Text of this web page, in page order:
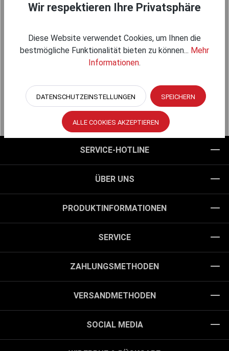
SERVICE-HOTLINE
ÜBER UNS
PRODUKTINFORMATIONEN
SERVICE
ZAHLUNGSMETHODEN
VERSANDMETHODEN
SOCIAL MEDIA
Wir respektieren Ihre Privatsphäre
Diese Website verwendet Cookies, um Ihnen die
bestmögliche Funktionalität bieten zu können... Mehr
Informationen.
DATENSCHUTZEINSTELLUNGEN SPEICHERN
ALLE COOKIES AKZEPTIEREN